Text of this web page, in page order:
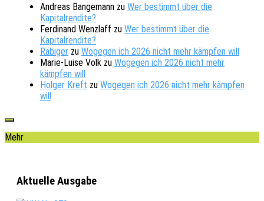
Andreas Bangemann zu Wer bestimmt über die
Kapitalrendite?
Ferdinand Wenzlaff zu Wer bestimmt über die
Kapitalrendite?
Räbiger zu Wogegen ich 2026 nicht mehr kämpfen will
Marie-Luise Volk zu Wogegen ich 2026 nicht mehr
kämpfen will
Holger Kreft zu Wogegen ich 2026 nicht mehr kämpfen
will
Mehr
Aktuelle Ausgabe